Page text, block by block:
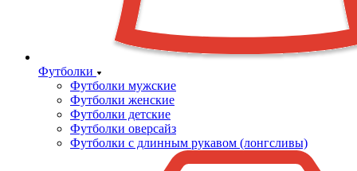
Футболки
Футболки мужские
Футболки женские
Футболки детские
Футболки оверсайз
Футболки с длинным рукавом (лонгсливы)